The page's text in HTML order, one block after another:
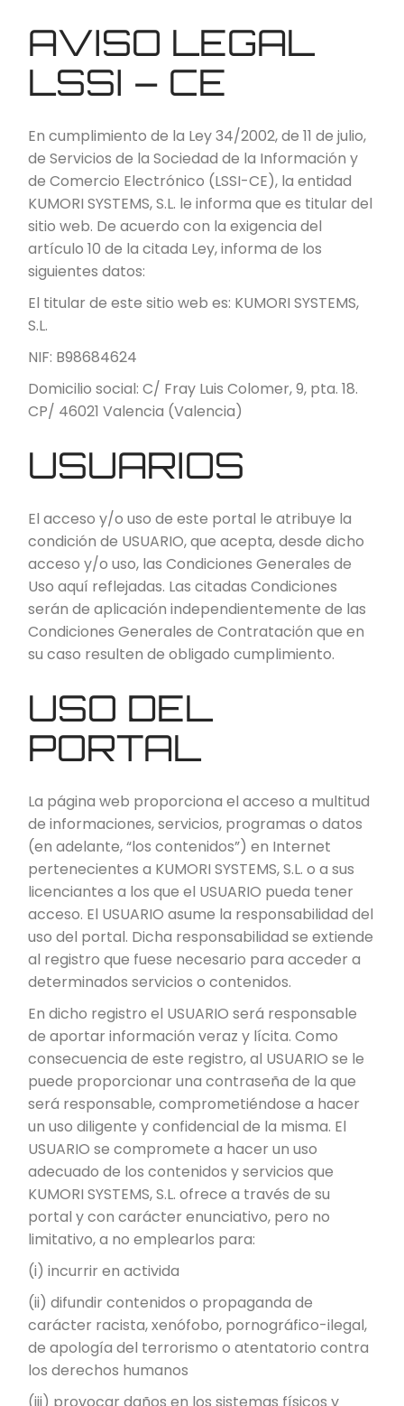
AVISO LEGAL
LSSI – CE
En cumplimiento de la Ley 34/2002, de 11 de julio,
de Servicios de la Sociedad de la Información y
de Comercio Electrónico (LSSI-CE), la entidad
KUMORI SYSTEMS, S.L. le informa que es titular del
sitio web. De acuerdo con la exigencia del
artículo 10 de la citada Ley, informa de los
siguientes datos:
El titular de este sitio web es: KUMORI SYSTEMS,
S.L.
NIF: B98684624
Domicilio social: C/ Fray Luis Colomer, 9, pta. 18.
CP/ 46021 Valencia (Valencia)
USUARIOS
El acceso y/o uso de este portal le atribuye la
condición de USUARIO, que acepta, desde dicho
acceso y/o uso, las Condiciones Generales de
Uso aquí reflejadas. Las citadas Condiciones
serán de aplicación independientemente de las
Condiciones Generales de Contratación que en
su caso resulten de obligado cumplimiento.
USO DEL
PORTAL
La página web proporciona el acceso a multitud
de informaciones, servicios, programas o datos
(en adelante, “los contenidos”) en Internet
pertenecientes a KUMORI SYSTEMS, S.L. o a sus
licenciantes a los que el USUARIO pueda tener
acceso. El USUARIO asume la responsabilidad del
uso del portal. Dicha responsabilidad se extiende
al registro que fuese necesario para acceder a
determinados servicios o contenidos.
En dicho registro el USUARIO será responsable
de aportar información veraz y lícita. Como
consecuencia de este registro, al USUARIO se le
puede proporcionar una contraseña de la que
será responsable, comprometiéndose a hacer
un uso diligente y confidencial de la misma. El
USUARIO se compromete a hacer un uso
adecuado de los contenidos y servicios que
KUMORI SYSTEMS, S.L. ofrece a través de su
portal y con carácter enunciativo, pero no
limitativo, a no emplearlos para:
(i) incurrir en activida
(ii) difundir contenidos o propaganda de
carácter racista, xenófobo, pornográfico-ilegal,
de apología del terrorismo o atentatorio contra
los derechos humanos